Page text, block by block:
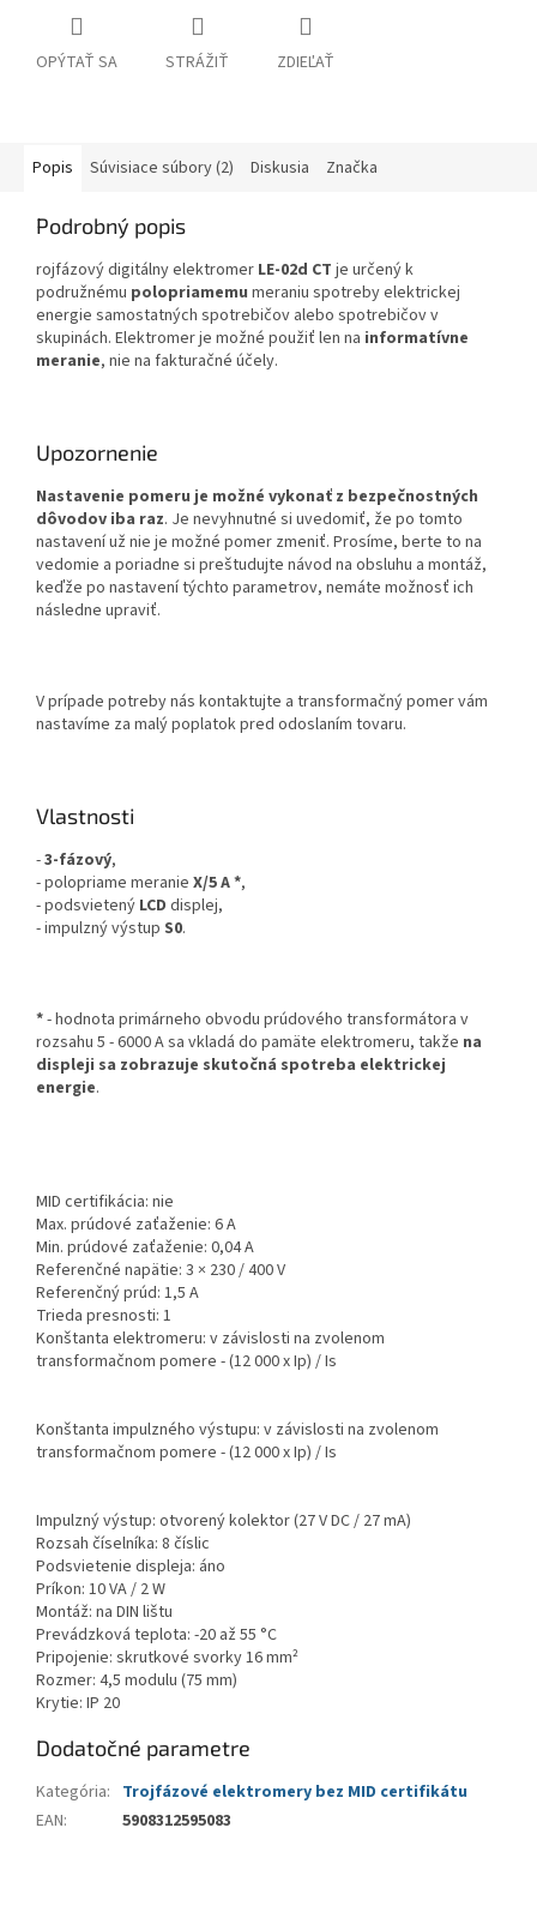
OPÝTAŤ SA STRÁŽIŤ ZDIEĽAŤ
Popis Súvisiace súbory (2) Diskusia Značka
Podrobný popis
rojfázový digitálny elektromer LE-02d CT je určený k
podružnému polopriamemu meraniu spotreby elektrickej
energie samostatných spotrebičov alebo spotrebičov v
skupinách. Elektromer je možné použiť len na informatívne
meranie, nie na fakturačné účely.
Upozornenie
Nastavenie pomeru je možné vykonať z bezpečnostných
dôvodov iba raz. Je nevyhnutné si uvedomiť, že po tomto
nastavení už nie je možné pomer zmeniť. Prosíme, berte to na
vedomie a poriadne si preštudujte návod na obsluhu a montáž,
keďže po nastavení týchto parametrov, nemáte možnosť ich
následne upraviť.
V prípade potreby nás kontaktujte a transformačný pomer vám
nastavíme za malý poplatok pred odoslaním tovaru.
Vlastnosti
-3-fázový,
- polopriame meranie X/5 A *,
- podsvietený LCD displej,
- impulzný výstup S0.
*- hodnota primárneho obvodu prúdového transformátora v
rozsahu 5 - 6000 A sa vkladá do pamäte elektromeru, takže na
displeji sa zobrazuje skutočná spotreba elektrickej
energie.
MID certifikácia: nie
Max. prúdové zaťaženie: 6 A
Min. prúdové zaťaženie: 0,04 A
Referenčné napätie: 3 × 230 / 400 V
Referenčný prúd: 1,5 A
Trieda presnosti: 1
Konštanta elektromeru: v závislosti na zvolenom
transformačnom pomere - (12 000 x Ip) / Is
Konštanta impulzného výstupu: v závislosti na zvolenom
transformačnom pomere - (12 000 x Ip) / Is
Impulzný výstup: otvorený kolektor (27 V DC / 27 mA)
Rozsah číselníka: 8 číslic
Podsvietenie displeja: áno
Príkon: 10 VA / 2 W
Montáž: na DIN lištu
Prevádzková teplota: -20 až 55 °C
Pripojenie: skrutkové svorky 16 mm²
Rozmer: 4,5 modulu (75 mm)
Krytie: IP 20
Dodatočné parametre
Kategória: Trojfázové elektromery bez MID certifikátu
EAN: 5908312595083